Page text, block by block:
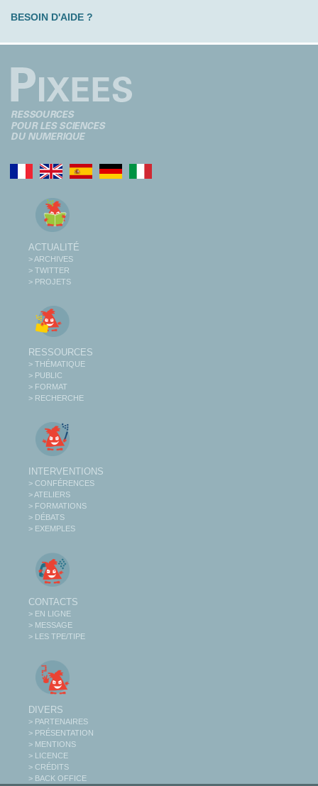
BESOIN D'AIDE ?
ACTUALITÉ
> ARCHIVES
> TWITTER
> PROJETS
RESSOURCES
> THÉMATIQUE
> PUBLIC
> FORMAT
> RECHERCHE
INTERVENTIONS
> CONFÉRENCES
> ATELIERS
> FORMATIONS
> DÉBATS
> EXEMPLES
CONTACTS
> EN LIGNE
> MESSAGE
> LES TPE/TIPE
DIVERS
> PARTENAIRES
> PRÉSENTATION
> MENTIONS
> LICENCE
> CRÉDITS
> BACK OFFICE